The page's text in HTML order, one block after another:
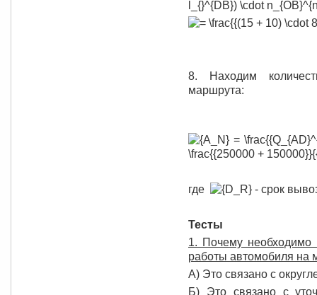
8. Находим
маршрута:
где - срок
Тесты
1. Почему необходимо
работы автомобиля на
А) Это связано с
Б) Это связано с